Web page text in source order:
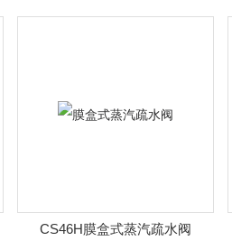
CS46H膜盒式蒸汽疏水阀